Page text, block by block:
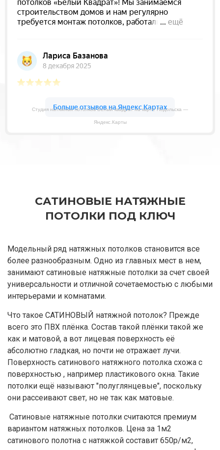
Студия натяжных потолков Белый квадрат на карте Подольска —
Яндекс.Карты
САТИНОВЫЕ НАТЯЖНЫЕ
ПОТОЛКИ ПОД КЛЮЧ
Модельный ряд натяжных потолков становится все
более разнообразным. Одно из главных мест в нем,
занимают сатиновые натяжные потолки за счет своей
универсальности и отличной сочетаемостью с любыми
интерьерами и комнатами.
Что такое САТИНОВЫЙ натяжной потолок? Прежде
всего это ПВХ плёнка. Состав такой плёнки такой же
как и матовой, а вот лицевая поверхность её
абсолютно гладкая, но почти не отражает лучи.
Поверхность сатинового натяжного потолка схожа с
поверхностью , например пластикового окна. Такие
потолки ещё называют "полуглянцевые", поскольку
они рассеивают свет, но не так как матовые.
Сатиновые натяжные потолки считаются премиум
вариантом натяжных потолков. Цена за 1м2
сатинового полотна с натяжкой составит 650р/м2,